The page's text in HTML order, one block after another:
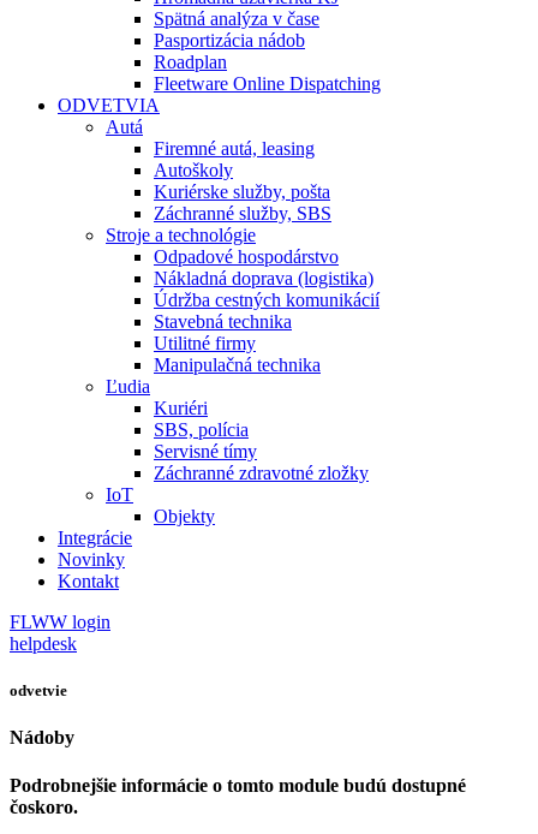
Spätná analýza v čase
Pasportizácia nádob
Roadplan
Fleetware Online Dispatching
ODVETVIA
Autá
Firemné autá, leasing
Autoškoly
Kuriérske služby, pošta
Záchranné služby, SBS
Stroje a technológie
Odpadové hospodárstvo
Nákladná doprava (logistika)
Údržba cestných komunikácií
Stavebná technika
Utilitné firmy
Manipulačná technika
Ľudia
Kuriéri
SBS, polícia
Servisné tímy
Záchranné zdravotné zložky
IoT
Objekty
Integrácie
Novinky
Kontakt
FLWW login
helpdesk
odvetvie
Nádoby
Podrobnejšie informácie o tomto module budú dostupné
čoskoro.